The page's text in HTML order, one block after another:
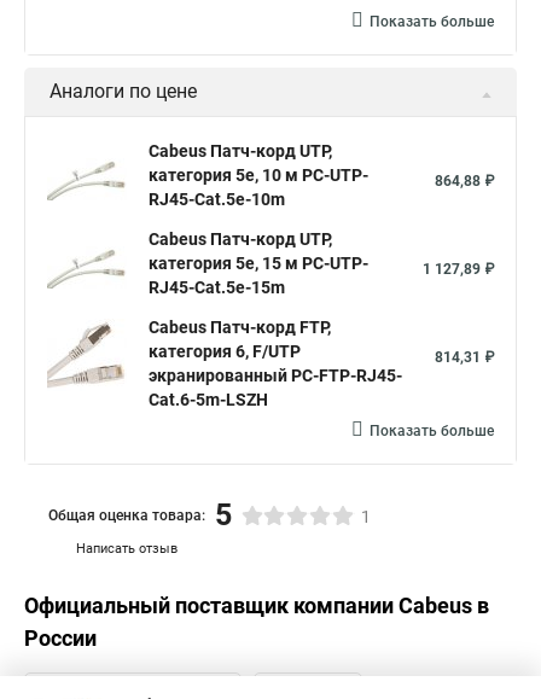
Показать больше
Аналоги по цене
Cabeus Патч-корд UTP,
категория 5e, 10 м PC-UTP-
RJ45-Cat.5e-10m
864,88 ₽
Cabeus Патч-корд UTP,
категория 5e, 15 м PC-UTP-
RJ45-Cat.5e-15m
1 127,89 ₽
Cabeus Патч-корд FTP,
категория 6, F/UTP
экранированный PC-FTP-RJ45-
Cat.6-5m-LSZH
814,31 ₽
Показать больше
Написать отзыв
Общая оценка товара: 5 1
Официальный поставщик компанииCabeus в
России